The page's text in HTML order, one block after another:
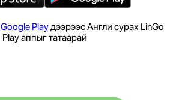
Google Playдээрээс Англи сурах LinGo
Play аппыг татаарай